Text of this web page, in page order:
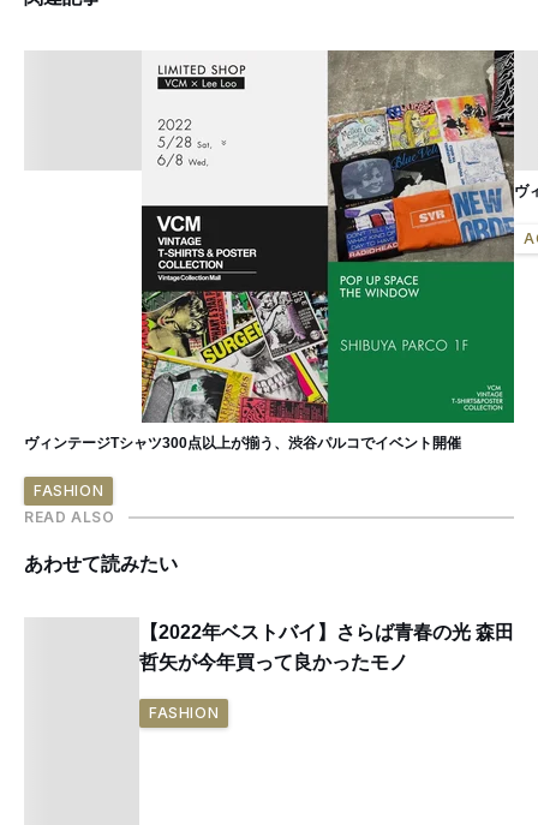
ヴィンテージTシャツ300点以上が揃う、渋谷パルコでイベント開催
FASHION
ヴ
READ ALSO
あわせて読みたい
【2022年ベストバイ】さらば青春の光 森田
哲矢が今年買って良かったモノ
FASHION